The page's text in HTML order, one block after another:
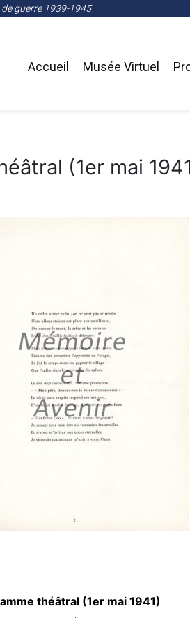
guerre 1939-1945
Accueil Musée Virtuel
(1er mai
théâtral (1er mai 1941)